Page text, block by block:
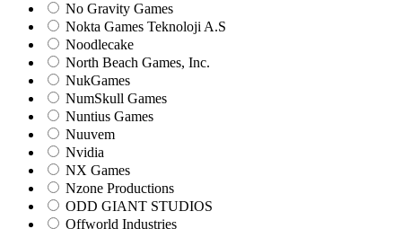
No Gravity Games
Nokta Games Teknoloji A.S
Noodlecake
North Beach Games, Inc.
NukGames
NumSkull Games
Nuntius Games
Nuuvem
Nvidia
NX Games
Nzone Productions
ODD GIANT STUDIOS
Offworld Industries